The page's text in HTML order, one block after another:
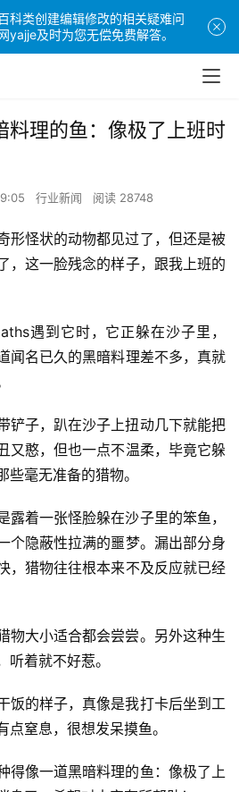
料理的鱼：像极了上班时
行业新闻 阅读 28748
形怪状的动物都见过了，但还是被
，这一脸残念的样子，跟我上班的
遇到它时，它正躲在沙子里，
闻名已久的黑暗料理差不多，真就
铲子，趴在沙子上扭动几下就能把
又憨，但也一点不温柔，毕竟它躲
毫无准备的猎物。
露着一张怪脸躲在沙子里的笨鱼，
个隐蔽性拉满的噩梦。漏出部分身
，猎物往往根本来不及反应就已经
物大小适合都会尝尝。另外这种生
着就不好惹。
饭的样子，真像是我打卡后坐到工
窒息，很想发呆摸鱼。
得像一道黑暗料理的鱼：像极了上
科类创建编辑修改的相关疑难问
yajje及时为您无偿免费解答。